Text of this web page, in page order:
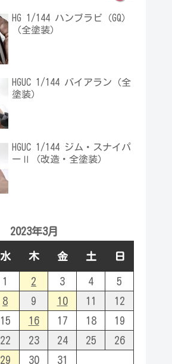
HG 1/144 ハンブラビ（GQ）
（全塗装）
HGUC 1/144 バイアラン（全
塗装）
HGUC 1/144 ジム・スナイパ
ーⅡ（改造・全塗装）
2023年3月
水 木 金 土 日
1 2 3 4
5
8 9 10 11
12
15 16 17 18
19
22 23 24 25
26
29 30 31